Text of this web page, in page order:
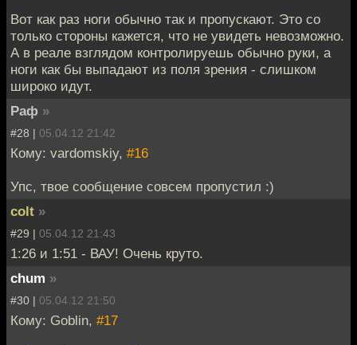
Вот как раз ноги обычно так и пропускают. Это со
только стороны кажется, что не увидеть невозможно.
А в реале взглядом контролируешь обычно руки, а
ноги как бы выпадают из поля зрения - слишком
широко идут.
Раф »
#28 | 05.04.12 21:42
Кому: vardomskiy, #16
Упс, твое сообщение совсем пропустил :)
colt »
#29 | 05.04.12 21:43
1:26 и 1:51 - ВАУ! Очень круто.
chum »
#30 | 05.04.12 21:50
Кому: Goblin, #17